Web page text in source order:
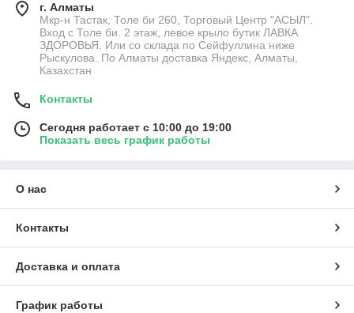
г. Алматы
Мкр-н Тастак, Толе би 260, Торговый Центр "АСЫЛ".
Вход с Толе би. 2 этаж, левое крыло бутик ЛАВКА
ЗДОРОВЬЯ. Или со склада по Сейфуллина ниже
Рыскулова. По Алматы доставка Яндекс, Алматы,
Казахстан
Контакты
Сегодня работает с 10:00 до 19:00
Показать весь график работы
О нас
Контакты
Доставка и оплата
График работы